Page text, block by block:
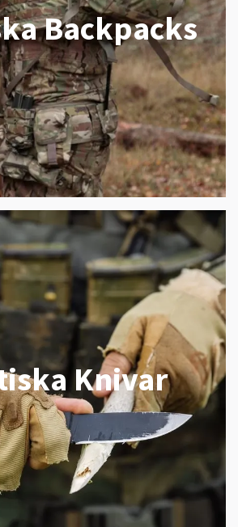
Backpacks
Knivar